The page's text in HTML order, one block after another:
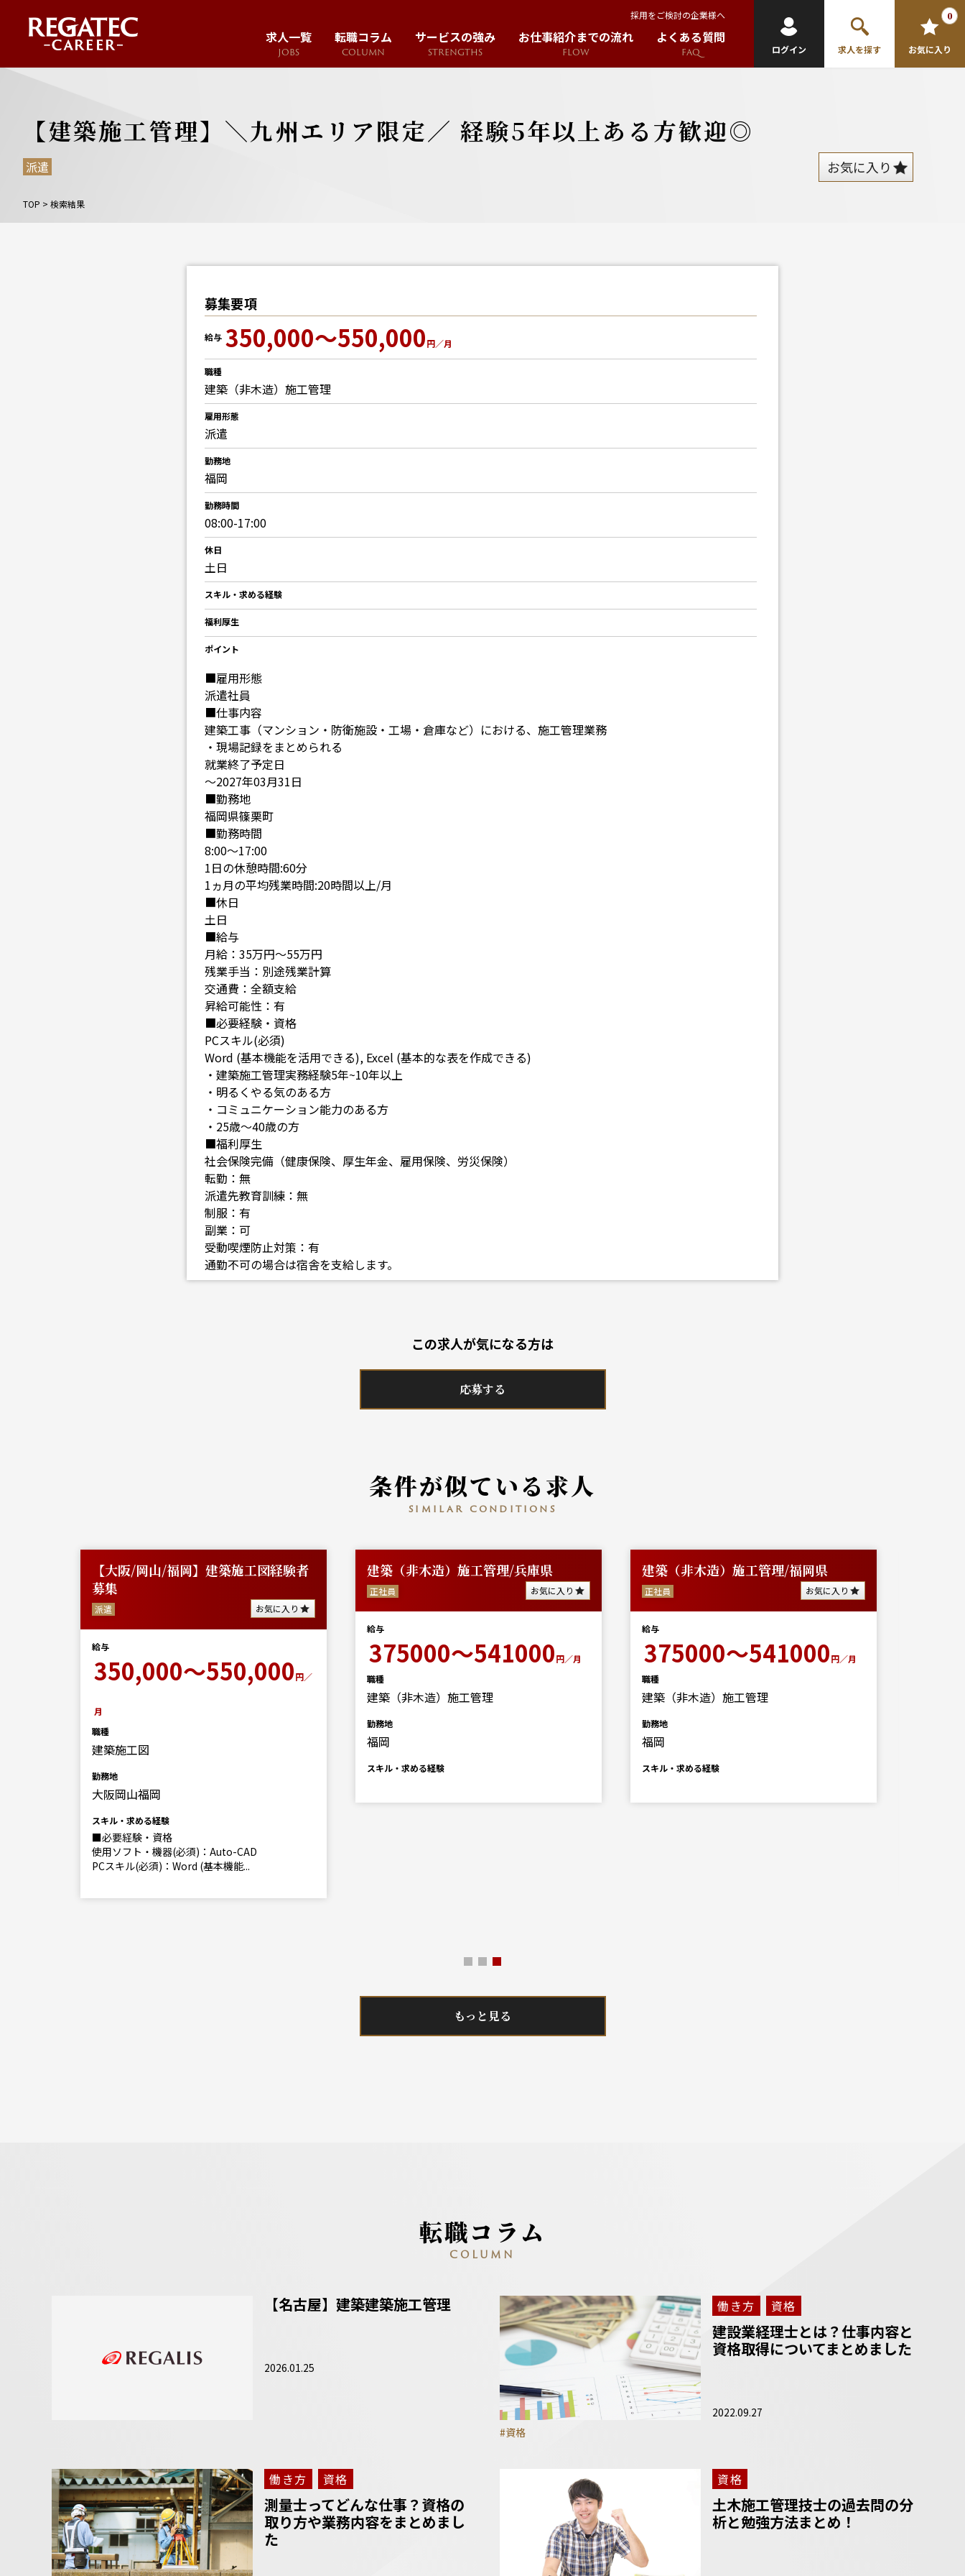
採用をご検討の企業様へ
求人一覧
JOBS
転職コラム
COLUMN
サービスの強み
STRENGTHS
お仕事紹介までの流れ
FLOW
よくある質問
FAQ ログイン 求人を探す お気に入り
0
【建築施工管理】＼九州エリア限定／ 経験5年以上ある方歓迎◎
派遣 お気に入り
TOP > 検索結果
募集要項
給与 350,000～550,000円／月
職種
建築（非木造）施工管理
雇用形態
派遣
勤務地
福岡
勤務時間
08:00-17:00
休日
土日
スキル・求める経験
福利厚生
ポイント
■雇用形態
派遣社員
■仕事内容
建築工事（マンション・防衛施設・工場・倉庫など）における、施工管理業務
・現場記録をまとめられる
就業終了予定日
～2027年03月31日
■勤務地
福岡県篠栗町
■勤務時間
8:00～17:00
1日の休憩時間:60分
1ヵ月の平均残業時間:20時間以上/月
■休日
土日
■給与
月給：35万円～55万円
残業手当：別途残業計算
交通費：全額支給
昇給可能性：有
■必要経験・資格
PCスキル(必須)
Word (基本機能を活用できる), Excel (基本的な表を作成できる)
・建築施工管理実務経験5年~10年以上
・明るくやる気のある方
・コミュニケーション能力のある方
・25歳～40歳の方
■福利厚生
社会保険完備（健康保険、厚生年金、雇用保険、労災保険）
転勤：無
派遣先教育訓練：無
制服：有
副業：可
受動喫煙防止対策：有
通勤不可の場合は宿舎を支給します。
この求人が気になる方は
応募する
条件が似ている求人
similar conditions
【大阪/岡山/福岡】建築施工図経験者
募集
派遣 お気に入り
給与
350,000～550,000円／
月
職種
建築施工図
勤務地
大阪岡山福岡
スキル・求める経験
■必要経験・資格
使用ソフト・機器(必須)：Auto-CAD
PCスキル(必須)：Word (基本機能...
建築（非木造）施工管理/兵庫県
正社員 お気に入り
給与
375000～541000円／月
職種
建築（非木造）施工管理
勤務地
福岡
スキル・求める経験
建築（非木造）施工管理/福岡県
正社員 お気に入り
給与
375000～541000円／月
職種
建築（非木造）施工管理
勤務地
福岡
スキル・求める経験
もっと見る
転職コラム
COLUMN
【名古屋】建築建築施工管理
2026.01.25
働き方 資格
建設業経理士とは？仕事内容と
資格取得についてまとめました
2022.09.27
#資格
働き方 資格
測量士ってどんな仕事？資格の
取り方や業務内容をまとめまし
た
資格
土木施工管理技士の過去問の分
析と勉強方法まとめ！